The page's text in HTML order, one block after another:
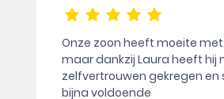
Onze zoon heeft moeite met
maar dankzij Laura heeft hij
zelfvertrouwen gekregen en
bijna voldoende